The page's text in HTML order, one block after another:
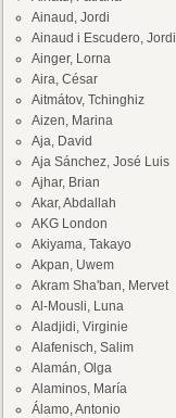
Ainaud, Jordi
Ainaud i Escudero, Jordi
Ainger, Lorna
Aira, César
Aitmátov, Tchinghiz
Aizen, Marina
Aja, David
Aja Sánchez, José Luis
Ajhar, Brian
Akar, Abdallah
AKG London
Akiyama, Takayo
Akpan, Uwem
Akram Sha'ban, Mervet
Al-Mousli, Luna
Aladjidi, Virginie
Alafenisch, Salim
Alamán, Olga
Alaminos, María
Álamo, Antonio